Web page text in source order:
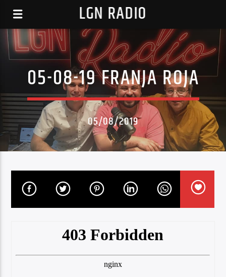
LGN RADIO
05-08-19 FRANJA ROJA
05/08/2019